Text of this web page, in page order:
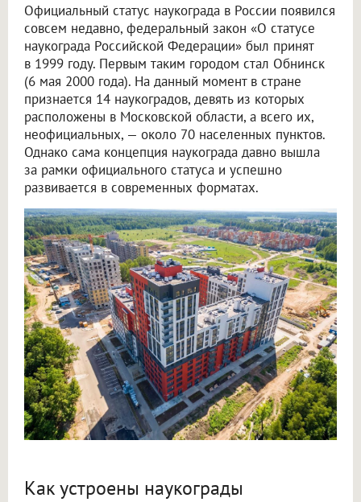
Официальный статус наукограда в России появился
совсем недавно, федеральный закон «О статусе
наукограда Российской Федерации» был принят
в 1999 году. Первым таким городом стал Обнинск
(6 мая 2000 года). На данный момент в стране
признается 14 наукоградов, девять из которых
расположены в Московской области, а всего их,
неофициальных, — около 70 населенных пунктов.
Однако сама концепция наукограда давно вышла
за рамки официального статуса и успешно
развивается в современных форматах.
Как устроены наукограды